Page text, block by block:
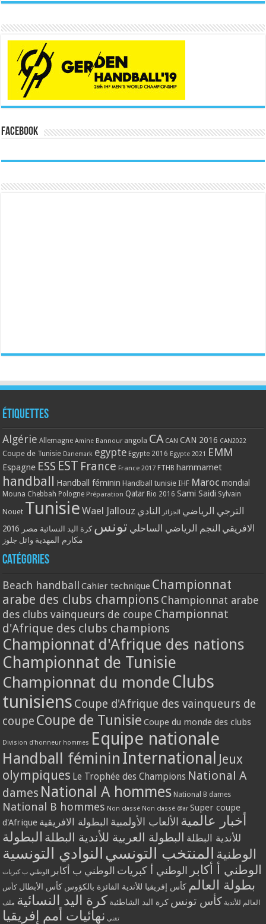
Facebook
Étiquettes
Algérie Allemagne Amine Bannour angola CA CAN CAN 2016 CAN2022
Coupe de Tunisie Danemark egypte Egypte 2016 Egypte 2021 EMM
Espagne ESS EST France France 2017 FTHB hammamet
handball Handball féminin Handball tunisie IHF Maroc mondial
Mouna Chebbah Pologne Préparation Qatar Rio 2016 Sami Saidi Sylvain
Nouet Tunisie Wael Jallouz الترجي الرياضي الجزائر النادي
الافريقي النجم الرياضي الساحلي تونس كرة اليد النسائية مصر 2016
مكارم المهدية وائل جلوز
Catégories
Beach handball Cahier technique Championnat
arabe des clubs champions Championnat arabe
des clubs vainqueurs de coupe Championnat
d'Afrique des clubs champions
Championnat d'Afrique des nations
Championnat de Tunisie
Championnat du monde Clubs
tunisiens Coupe d'Afrique des vainqueurs de
coupe Coupe de Tunisie Coupe du monde des clubs
Division d'honneur hommes Equipe nationale
Handball féminin International Jeux
olympiques Le Trophée des Champions National A
dames National A hommes National B dames
National B hommes Non classé Non classé @ar Super coupe
d'Afrique
أخبار عالمية الألعاب الأولمبية البطولة الافريقية
للأندية البطلة البطولة العربية للأندية البطلة البطولة
الوطنية المنتخب التونسي النوادي التونسية
الوطني أ أكابر الوطني أ كبريات الوطني ب أكابر الوطني ب كبريات
بطولة العالم كأس إفريقيا للأندية الفائزة بالكؤوس كأس الأبطال كأس
العالم للأندية كأس تونس كرة اليد الشاطئية كرة اليد النسائية ملف
تقني نهائيات أمم إفريقيا